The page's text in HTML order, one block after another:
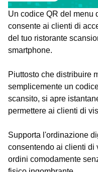
Un codice QR del menu
consente ai clienti di
del tuo ristorante
smartphone.
Piuttosto che distribuire
semplicemente un
scansito, si apre
permettere ai clienti di
Supporta l'ordinazione
consentendo ai clienti di
ordini comodamente